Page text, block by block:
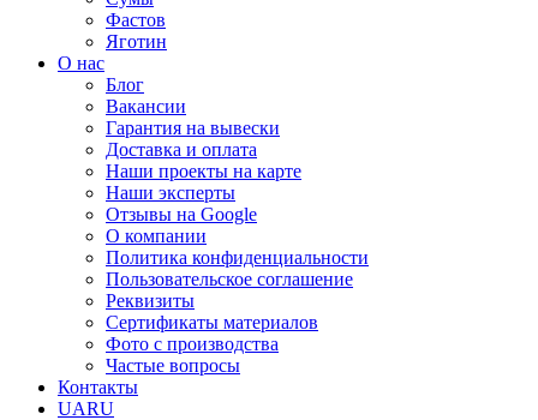
Фастов
Яготин
О нас
Блог
Вакансии
Гарантия на вывески
Доставка и оплата
Наши проекты на карте
Наши эксперты
Отзывы на Google
О компании
Политика конфиденциальности
Пользовательское соглашение
Реквизиты
Сертификаты материалов
Фото с производства
Частые вопросы
Контакты
UARU